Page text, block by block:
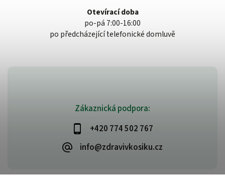
Zákaznická podpora:
+420 774 502 767
info@zdravivkosiku.cz
Otevírací doba
po-pá 7:00-16:00
po předcházející telefonické domluvě